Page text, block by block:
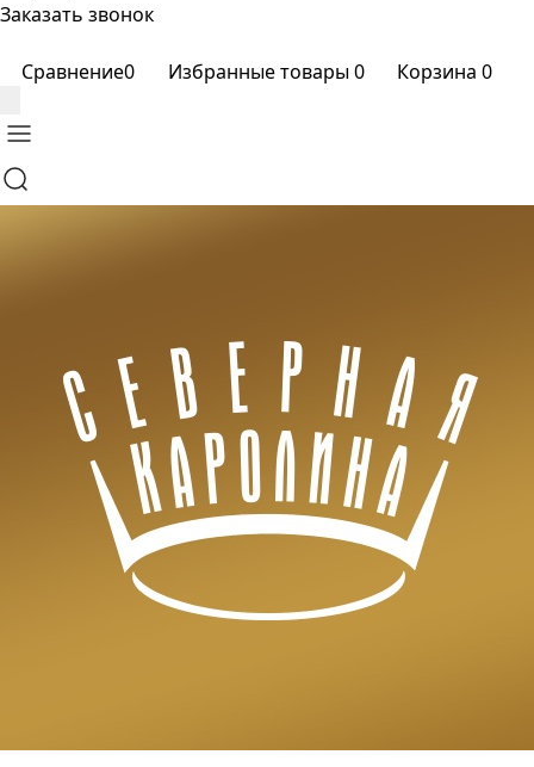
Заказать звонок
Сравнение0 Избранные товары0 Корзина 0